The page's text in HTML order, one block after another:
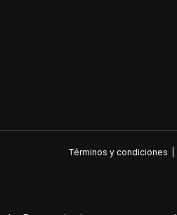
Términos y condiciones